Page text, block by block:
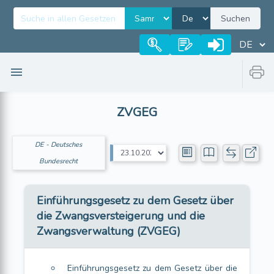
Suchen
ZVGEG
DE - Deutsches
Bundesrecht
Einführungsgesetz zu dem Gesetz über
die Zwangsversteigerung und die
Zwangsverwaltung (ZVGEG)
Einführungsgesetz zu dem Gesetz über die